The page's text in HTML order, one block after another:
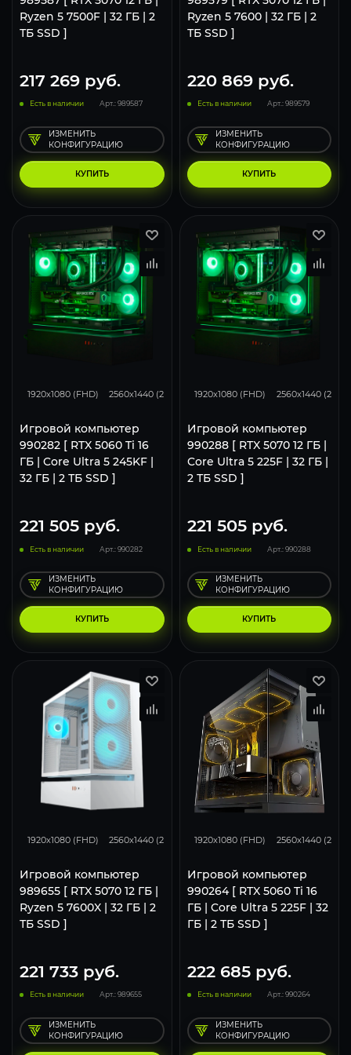
Ryzen 5 7500F | 32 ГБ | 2
ТБ SSD ]
217 269 руб.
Есть в наличии Арт.: 989587
КУПИТЬ
ИЗМЕНИТЬ
КОНФИГУРАЦИЮ
Ryzen 5 7600 | 32 ГБ | 2
ТБ SSD ]
220 869руб.
Есть в наличии Арт.: 989579
КУПИТЬ
ИЗМЕНИТЬ
КОНФИГУРАЦИЮ
1920x1080 (FHD) 2560x1440 (2K) 3840x2160 (4K)
Игровой компьютер
990282 [ RTX 5060 Ti 16
ГБ | Core Ultra 5 245KF |
32 ГБ | 2 ТБ SSD ]
221 505 руб.
Есть в наличии Арт.: 990282
КУПИТЬ
ИЗМЕНИТЬ
КОНФИГУРАЦИЮ
1920x1080 (FHD) 2560x1440 (2K)
Игровой компьютер
990288 [ RTX 5070 12 ГБ |
Core Ultra 5 225F | 32 ГБ |
2 ТБ SSD ]
221 505руб.
Есть в наличии Арт.: 990288
КУПИТЬ
ИЗМЕНИТЬ
КОНФИГУРАЦИЮ
1920x1080 (FHD) 2560x1440 (2K) 3840x2160 (4K)
Игровой компьютер
989655 [ RTX 5070 12 ГБ |
Ryzen 5 7600X | 32 ГБ | 2
ТБ SSD ]
221 733 руб.
Есть в наличии Арт.: 989655
ИЗМЕНИТЬ
КОНФИГУРАЦИЮ
1920x1080 (FHD) 2560x1440 (2K)
Игровой компьютер
990264 [ RTX 5060 Ti 16
ГБ | Core Ultra 5 225F | 32
ГБ | 2 ТБ SSD ]
222 685руб.
Есть в наличии Арт.: 990264
ИЗМЕНИТЬ
КОНФИГУРАЦИЮ